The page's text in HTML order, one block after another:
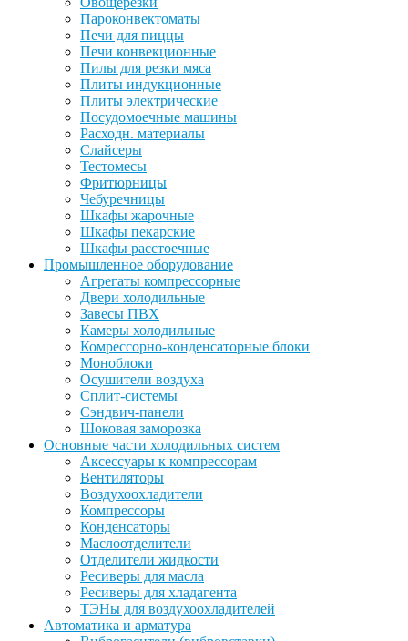
Пароконвектоматы
Печи для пиццы
Печи конвекционные
Пилы для резки мяса
Плиты индукционные
Плиты электрические
Посудомоечные машины
Расходн. материалы
Слайсеры
Тестомесы
Фритюрницы
Чебуречницы
Шкафы жарочные
Шкафы пекарские
Шкафы расстоечные
Промышленное оборудование
Агрегаты компрессорные
Двери холодильные
Завесы ПВХ
Камеры холодильные
Комрессорно-конденсаторные блоки
Моноблоки
Осушители воздуха
Сплит-системы
Сэндвич-панели
Шоковая заморозка
Основные части холодильных систем
Аксессуары к компрессорам
Вентиляторы
Воздухоохладители
Компрессоры
Конденсаторы
Маслоотделители
Отделители жидкости
Ресиверы для масла
Ресиверы для хладагента
ТЭНы для воздухоохладителей
Автоматика и арматура